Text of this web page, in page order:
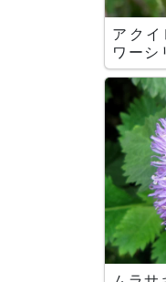
アク
ワーシ